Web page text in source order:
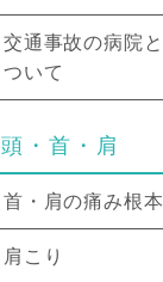
交通事故の病院
ついて
頭・首・肩
首・肩の痛み根
肩こり